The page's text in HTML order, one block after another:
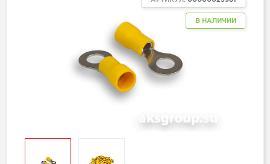
В НАЛИЧИИ